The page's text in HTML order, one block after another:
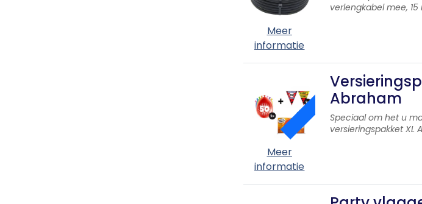
Meer
informatie
verlengkabel mee,
ACTIE
Meer
informatie
Abraham
Speciaal om het u
versieringspakket XL